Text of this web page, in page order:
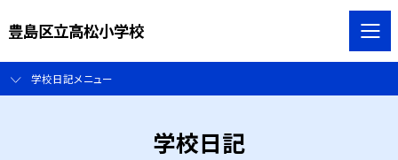
豊島区立高松小学校
学校日記メニュー
学校日記